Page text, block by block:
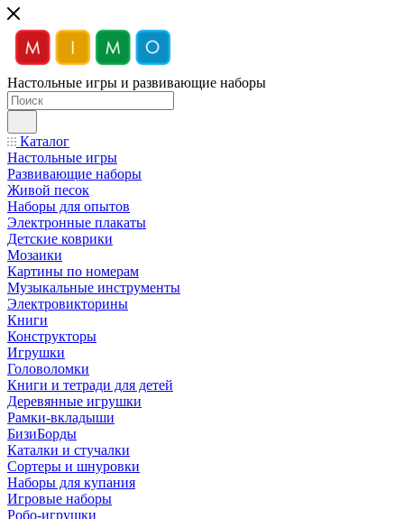
Настольные игры и развивающие наборы
Каталог
Настольные игры
Развивающие наборы
Живой песок
Наборы для опытов
Электронные плакаты
Детские коврики
Мозаики
Картины по номерам
Музыкальные инструменты
Электровикторины
Книги
Конструкторы
Игрушки
Головоломки
Книги и тетради для детей
Деревянные игрушки
Рамки-вкладыши
БизиБорды
Каталки и стучалки
Сортеры и шнуровки
Наборы для купания
Игровые наборы
Робо-игрушки